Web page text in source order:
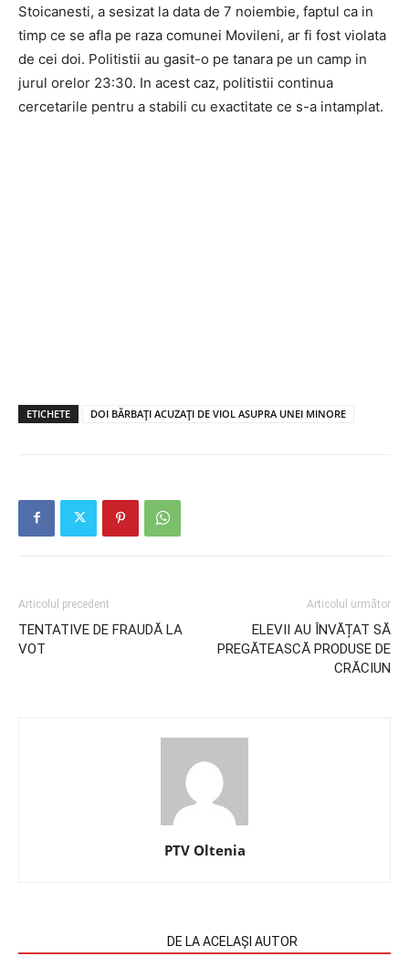
Stoicanesti, a sesizat la data de 7 noiembie, faptul ca in
timp ce se afla pe raza comunei Movileni, ar fi fost violata
de cei doi. Politistii au gasit-o pe tanara pe un camp in
jurul orelor 23:30. In acest caz, politistii continua
cercetarile pentru a stabili cu exactitate ce s-a intamplat.
ETICHETE DOI BĂRBAȚI ACUZAȚI DE VIOL ASUPRA UNEI MINORE
Articolul precedent
TENTATIVE DE FRAUDĂ LA
VOT
Articolul următor
ELEVII AU ÎNVĂȚAT SĂ
PREGĂTEASCĂ PRODUSE DE
CRĂCIUN
PTV Oltenia
DE LA ACELAȘI AUTOR